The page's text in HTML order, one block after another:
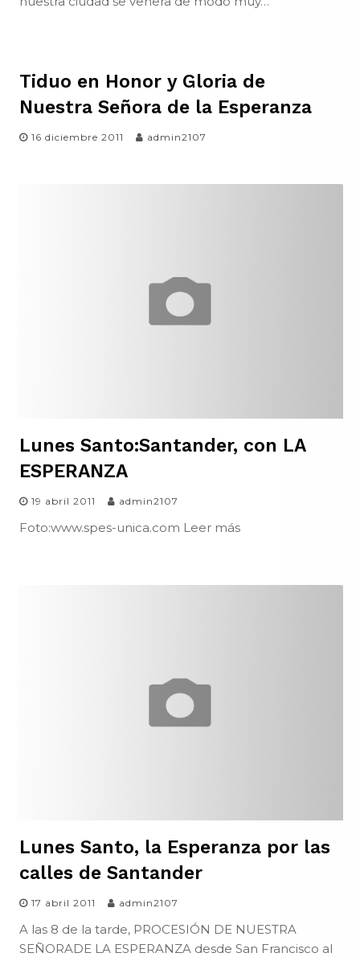
Tiduo en Honor y Gloria de
Nuestra Señora de la Esperanza
16 diciembre 2011 admin2107
Lunes Santo:Santander, con LA
ESPERANZA
19 abril 2011 admin2107
Foto:www.spes-unica.com Leer más
Lunes Santo, la Esperanza por las
calles de Santander
17 abril 2011 admin2107
A las 8 de la tarde, PROCESIÓN DE NUESTRA
SEÑORADE LA ESPERANZA desde San Francisco al